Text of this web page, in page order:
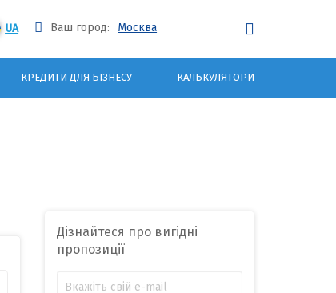
UA Ваш город: Москва
КРЕДИТИ ДЛЯ БІЗНЕСУ КАЛЬКУЛЯТОРИ
Дізнайтеся про вигідні
пропозиції